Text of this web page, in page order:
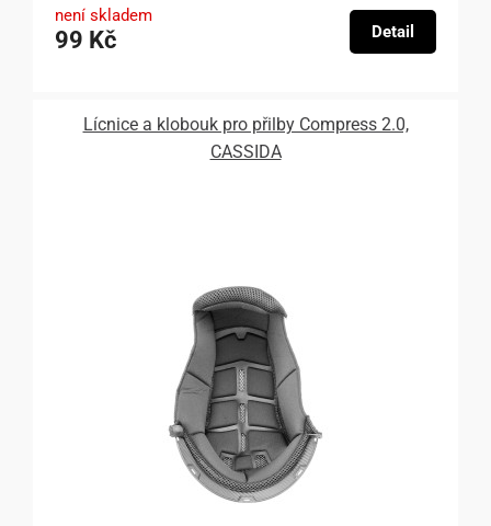
není skladem
99 Kč Detail
Lícnice a klobouk pro přilby Compress 2.0,
CASSIDA